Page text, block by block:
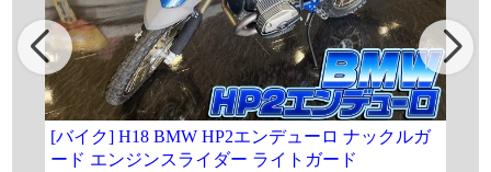
[バイク] H18 BMW HP2エンデューロ ナックルガ
ード エンジンスライダー ライトガード